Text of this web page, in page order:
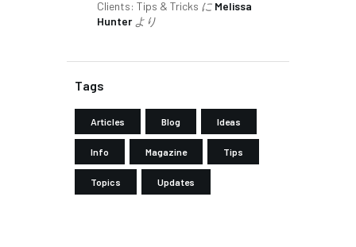
Clients: Tips & Tricks に Melissa
Hunterより
Tags
Articles Blog Ideas
Info Magazine Tips
Topics Updates